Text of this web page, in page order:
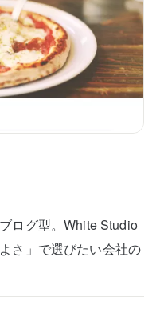
ログ型。White Studio
さ」で選びたい会社の